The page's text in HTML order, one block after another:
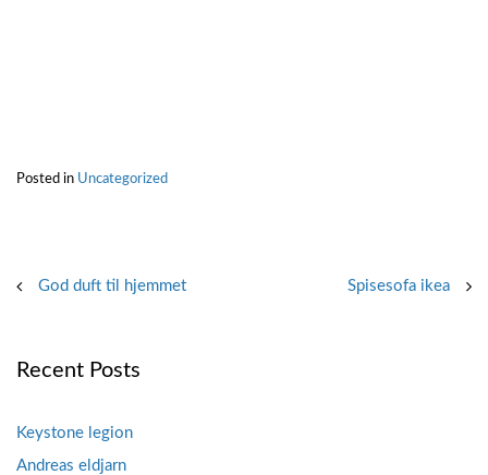
Posted in Uncategorized
Post
God duft til hjemmet Spisesofa ikea
Recent Posts
Keystone legion
Andreas eldjarn